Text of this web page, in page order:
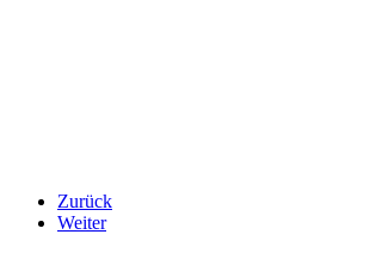
Zurück
Weiter